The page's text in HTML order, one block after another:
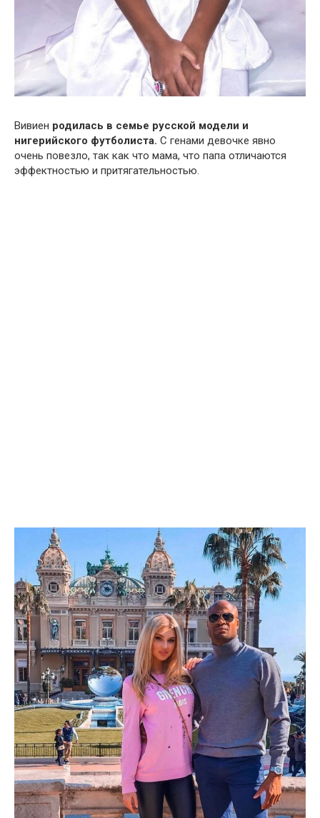
Вивиен родилась в семье русской модели и
нигерийского футболиста. С генами девочке явно
очень повезло, так как что мама, что папа отличаются
эффектностью и притягательностью.